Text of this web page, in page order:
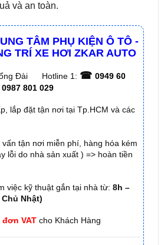
và an toàn.
TÂM PHỤ KIỆN Ô TÔ -
TRÍ XE HƠI ZKAR AUTO
Đài Hotline 1: ☎ 0949 60
0987 801 029
lắp đặt tận nơi tại Tp.HCM và các
vấn tận nơi miễn phí, hàng hóa kém
lỗi do nhà sản xuất ) => hoàn tiền
việc kỹ thuật gắn tại nhà từ: 8h –
Chủ Nhật)
đơn VAT cho Khách Hàng